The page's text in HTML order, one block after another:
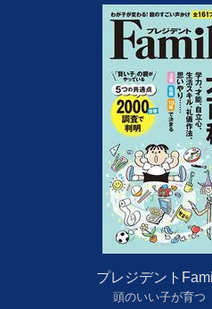
プレジデント
頭のいい子が育つ